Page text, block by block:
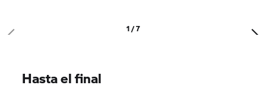
1 / 7
Hasta el final